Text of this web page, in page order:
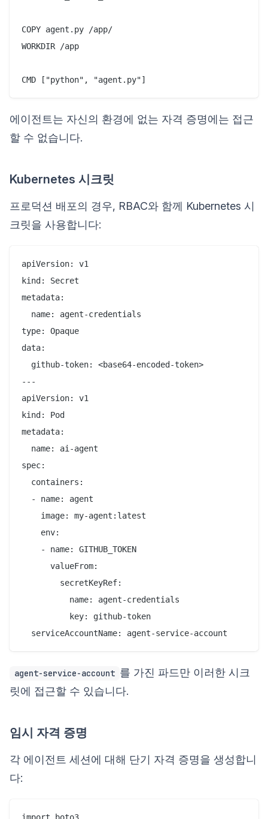
COPY agent.py /app/
WORKDIR /app
에이전트는 자신의 환경에 없는 자격 증명에는 접근
할 수 없습니다.
Kubernetes 시크릿
프로덕션 배포의 경우, RBAC와 함께 Kubernetes 시
크릿을 사용합니다:
apiVersion: v1
kind: Secret
metadata:
  name: agent-credentials
type: Opaque
data:
  github-token: <base64-encoded-token>
---
apiVersion: v1
kind: Pod
metadata:
  name: ai-agent
spec:
  containers:
  - name: agent
    image: my-agent:latest
    env:
    - name: GITHUB_TOKEN
      valueFrom:
        secretKeyRef:
          name: agent-credentials
          key: github-token
agent-service-account 를 가진 파드만 이러한 시크
릿에 접근할 수 있습니다.
임시 자격 증명
각 에이전트 세션에 대해 단기 자격 증명을 생성합니
다:
import boto3